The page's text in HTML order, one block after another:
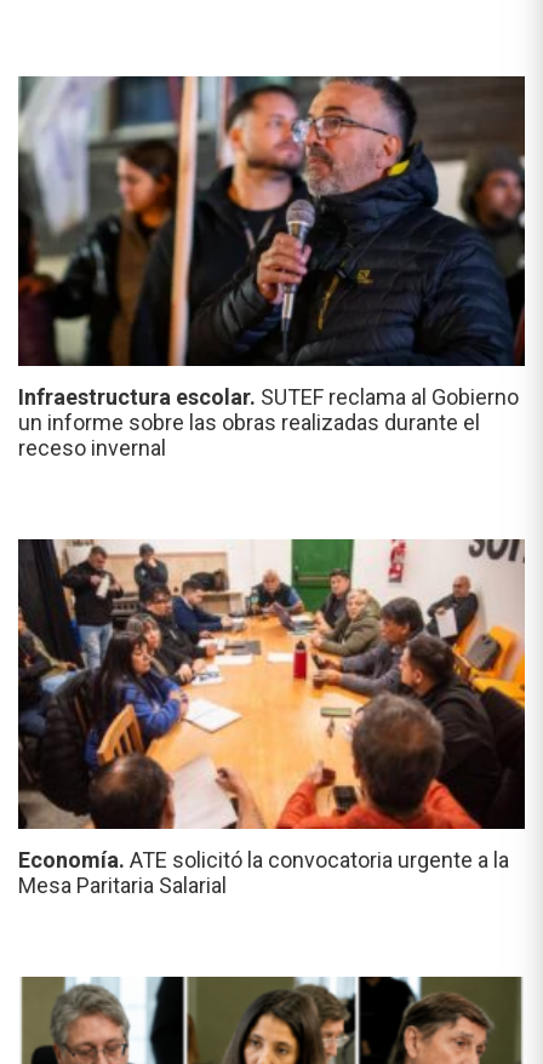
Infraestructura escolar. SUTEF reclama al Gobierno
un informe sobre las obras realizadas durante el
receso invernal
Economía. ATE solicitó la convocatoria urgente a la
Mesa Paritaria Salarial